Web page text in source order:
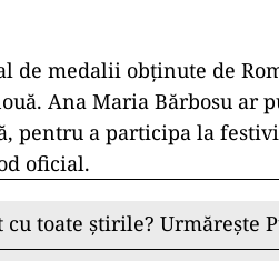
de medalii obținute de
Ana Maria Bărbosu ar
pentru a participa la
oficial.
toate știrile? Urmărește